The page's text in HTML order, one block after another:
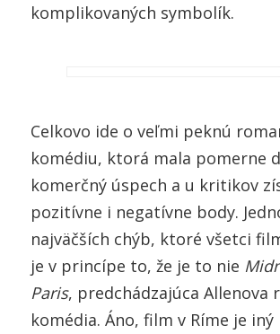
komplikovaných symbolík.
Celkovo ide o veľmi peknú
komédiu, ktorá mala pomerne
komerčný úspech a u kritikov
pozitívne i negatívne body.
najväčších chýb, ktoré všetci
je v princípe to, že je to nie
Paris, predchádzajúca Allenova
komédia. Áno, film v Ríme je iný